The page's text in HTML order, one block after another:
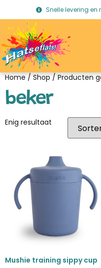
Snelle levering en
Home/Shop/ Producten
beker
Enig resultaat
Mushie training sippy cup